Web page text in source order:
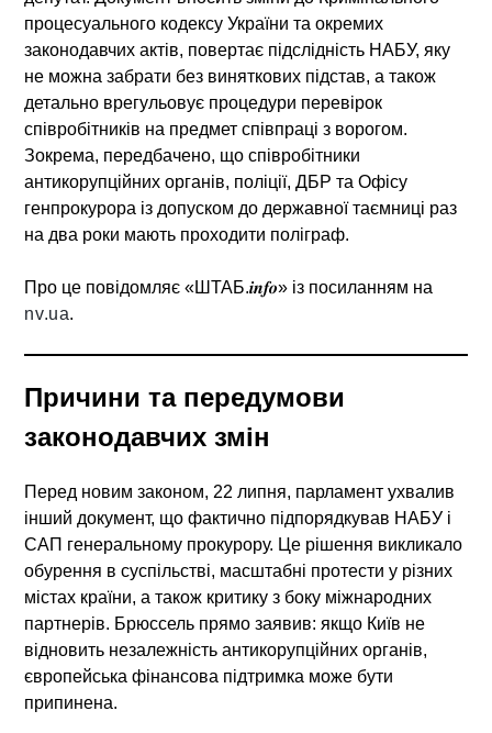
процесуального кодексу України та окремих
законодавчих актів, повертає підслідність НАБУ, яку
не можна забрати без виняткових підстав, а також
детально врегульовує процедури перевірок
співробітників на предмет співпраці з ворогом.
Зокрема, передбачено, що співробітники
антикорупційних органів, поліції, ДБР та Офісу
генпрокурора із допуском до державної таємниці раз
на два роки мають проходити поліграф.
Про це повідомляє «ШТАБ.𝒊𝒏𝒇𝒐» із посиланням на
nv.ua.
Причини та передумови
законодавчих змін
Перед новим законом, 22 липня, парламент ухвалив
інший документ, що фактично підпорядкував НАБУ і
САП генеральному прокурору. Це рішення викликало
обурення в суспільстві, масштабні протести у різних
містах країни, а також критику з боку міжнародних
партнерів. Брюссель прямо заявив: якщо Київ не
відновить незалежність антикорупційних органів,
європейська фінансова підтримка може бути
припинена.